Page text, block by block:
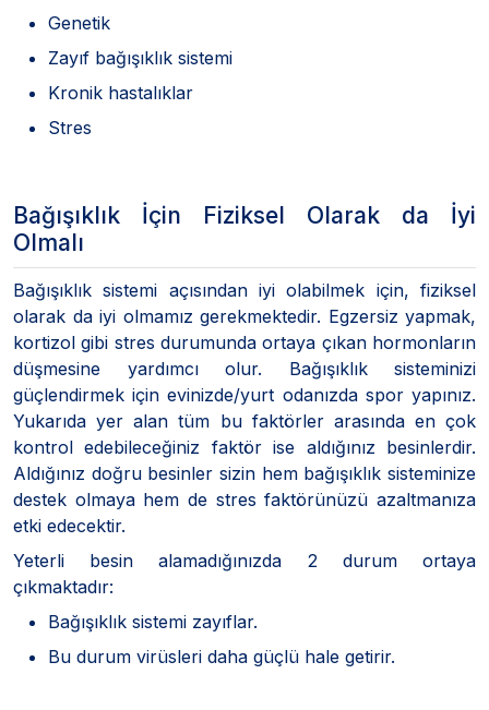
Genetik
Zayıf bağışıklık sistemi
Kronik hastalıklar
Stres
Bağışıklık İçin Fiziksel Olarak da İyi
Olmalı
Bağışıklık sistemi açısından iyi olabilmek için, fiziksel
olarak da iyi olmamız gerekmektedir. Egzersiz yapmak,
kortizol gibi stres durumunda ortaya çıkan hormonların
düşmesine yardımcı olur. Bağışıklık sisteminizi
güçlendirmek için evinizde/yurt odanızda spor yapınız.
Yukarıda yer alan tüm bu faktörler arasında en çok
kontrol edebileceğiniz faktör ise aldığınız besinlerdir.
Aldığınız doğru besinler sizin hem bağışıklık sisteminize
destek olmaya hem de stres faktörünüzü azaltmanıza
etki edecektir.
Yeterli besin alamadığınızda 2 durum ortaya
çıkmaktadır:
Bağışıklık sistemi zayıflar.
Bu durum virüsleri daha güçlü hale getirir.